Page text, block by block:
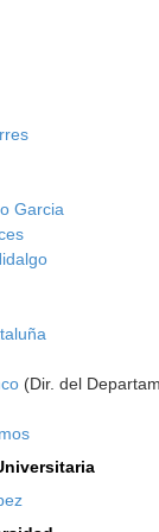
Garcia
(Dir. del